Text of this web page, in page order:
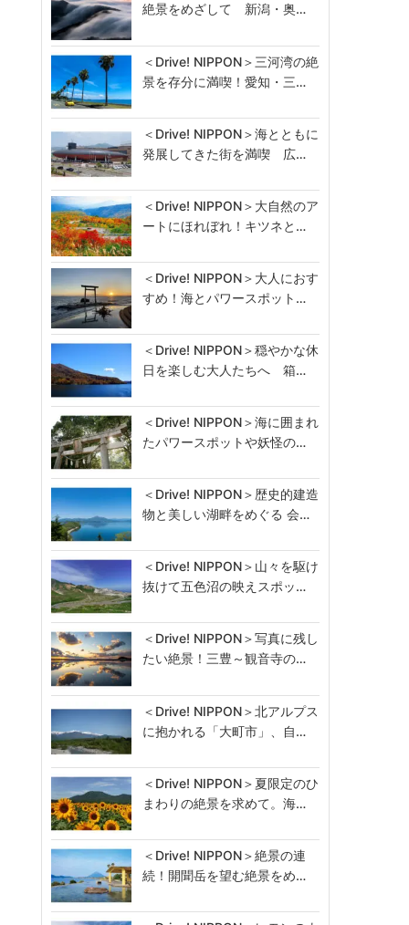
絶景をめざして 新潟・奥…
＜Drive! NIPPON＞三河湾の絶
景を存分に満喫！愛知・三…
＜Drive! NIPPON＞海とともに
発展してきた街を満喫 広…
＜Drive! NIPPON＞大自然のア
ートにほれぼれ！キツネと…
＜Drive! NIPPON＞大人におす
すめ！海とパワースポット…
＜Drive! NIPPON＞穏やかな休
日を楽しむ大人たちへ 箱…
＜Drive! NIPPON＞海に囲まれ
たパワースポットや妖怪の…
＜Drive! NIPPON＞歴史的建造
物と美しい湖畔をめぐる 会…
＜Drive! NIPPON＞山々を駆け
抜けて五色沼の映えスポッ…
＜Drive! NIPPON＞写真に残し
たい絶景！三豊～観音寺の…
＜Drive! NIPPON＞北アルプス
に抱かれる「大町市」、自…
＜Drive! NIPPON＞夏限定のひ
まわりの絶景を求めて。海…
＜Drive! NIPPON＞絶景の連
続！開聞岳を望む絶景をめ…